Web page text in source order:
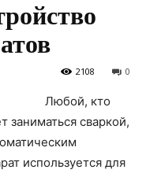
0
2108
Любой, кто
заниматься сваркой,
используется для